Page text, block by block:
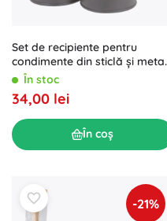
Set de recipiente pentru
condimente din sticlă și metal
cu suport, 2 buc.
În stoc
34,00 lei
În coș
-21%